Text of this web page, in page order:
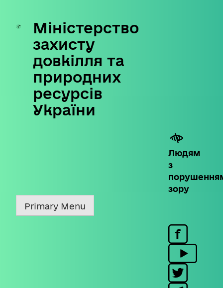
Skip
content
Міністерство
захисту
довкілля та
природних
ресурсів
України
Людям
з
зору
Primary Menu